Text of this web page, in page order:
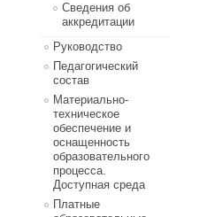
Сведения об
аккредитации
Руководство
Педагогический
состав
Материально-
техническое
обеспечение и
оснащенность
образовательного
процесса.
Доступная среда
Платные